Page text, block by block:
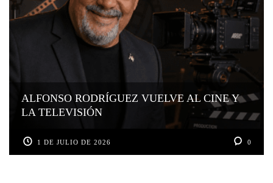
ALFONSO RODRÍGUEZ VUELVE AL CINE Y
LA TELEVISIÓN
1 DE JULIO DE 2026 0